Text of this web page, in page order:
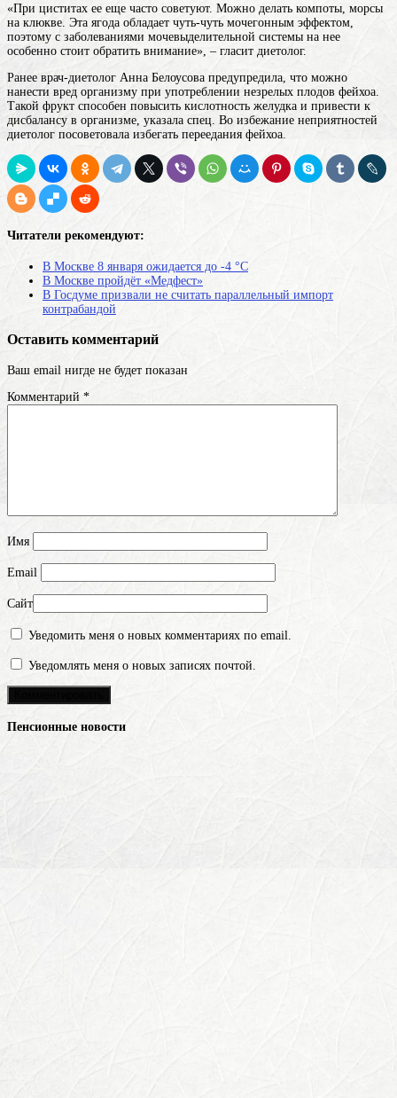
«При циститах ее еще часто советуют. Можно делать компоты, морсы
на клюкве. Эта ягода обладает чуть-чуть мочегонным эффектом,
поэтому с заболеваниями мочевыделительной системы на нее
особенно стоит обратить внимание», – гласит диетолог.
Ранее врач-диетолог Анна Белоусова предупредила, что можно
нанести вред организму при употреблении незрелых плодов фейхоа.
Такой фрукт способен повысить кислотность желудка и привести к
дисбалансу в организме, указала спец. Во избежание неприятностей
диетолог посоветовала избегать переедания фейхоа.
Читатели рекомендуют:
В Москве 8 января ожидается до -4 °С
В Москве пройдёт «Медфест»
В Госдуме призвали не считать параллельный импорт
контрабандой
Оставить комментарий
Ваш email нигде не будет показан
Комментарий *
Имя
Email
Сайт
Уведомить меня о новых комментариях по email.
Уведомлять меня о новых записях почтой.
Пенсионные новости